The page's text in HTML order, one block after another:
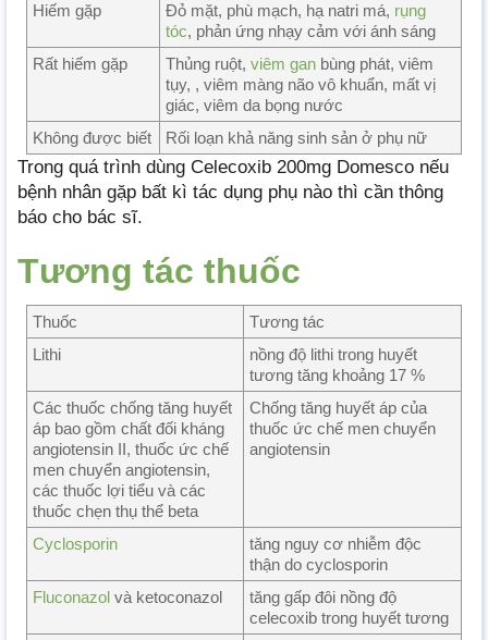
Hiếm gặp
Đỏ mặt, phù mạch, hạ natri má, rụng
tóc, phản ứng nhạy cảm với ánh sáng
Rất hiếm gặp
Thủng ruột, viêm gan bùng phát, viêm
tụy, , viêm màng não vô khuẩn, mất vị
giác, viêm da bọng nước
Không được biết
Rối loạn khả năng sinh sản ở phụ nữ
Trong quá trình dùng Celecoxib 200mg Domesco nếu
bệnh nhân gặp bất kì tác dụng phụ nào thì cần thông
báo cho bác sĩ.
Tương tác thuốc
Thuốc
Tương tác
Lithi
nồng độ lithi trong huyết
tương tăng khoảng 17 %
Các thuốc chống tăng huyết
áp bao gồm chất đối kháng
angiotensin II, thuốc ức chế
men chuyển angiotensin,
các thuốc lợi tiểu và các
thuốc chẹn thụ thể beta
Chống tăng huyết áp của
thuốc ức chế men chuyển
angiotensin
Cyclosporin
tăng nguy cơ nhiễm độc
thận do cyclosporin
Fluconazol và ketoconazol
tăng gấp đôi nồng độ
celecoxib trong huyết tương